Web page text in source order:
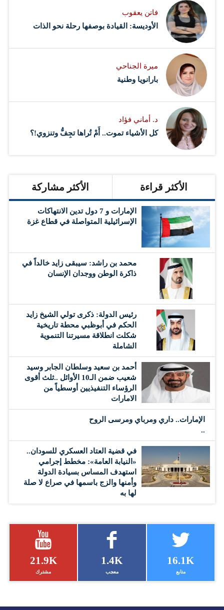
فاتن يعقوب
الأوديسة: القيادة بوصفها رحلة نحو الذات
ميرة الجناحي
بارانويا وطنية
د. أماني فؤاد
كل الأشياء تموت.. أَمْ تُراها تجِفُّ وتنزوي!؟
الأكثر قراءة الأكثر مشاركة
الإمارات و 7 دول تدين الانتهاكات
الإسرائيلية المتواصلة في قطاع غزة
محمد بن راشد: سيبقى زايد خالداً في
ذاكرة الوطن ووجدان الإنسان
رئيس الدولة: ذكرى تولي الشيخ زايد
الحكم في أبوظبي محطة تاريخية
شكلت انطلاقة مسيرتنا التنموية
الشاملة
أحمد بن سعيد وسلطان الجابر وسيد
شعيب ضمن الـ10 الأوائل ..ثلث أقوى
الرؤساء التنفيذيين أوسطياً من
الامارات
الإمارات.. داري ومرباي ومرسى الروح
..
في قضية العتاد العسكري للسودان..
«النيابة العامة»: مخطط إجرامي
استهدف المساس بسيادة الدولة
وأمنها والزج باسمها في صراع لا صلة
لها به
21.9K
مشترك
1.4K
معجب
16.1K
متابع